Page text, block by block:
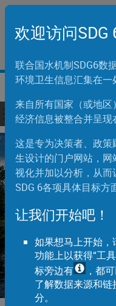
Skip to main content
اَلْعَرَبِيَّةُ 中文 English
Toggle navigation
navigation
欢迎访问联合国水
欢迎访问
联合国水机制SDG6数
环境卫生信息汇集在一
来自所有国家（或地
经济信息被整合并呈现
这是专为决策者、政
生设计的门户网站，
视化并加以分析，从
SDG 6各项具体目标方
让我们开始吧！
如果想马上开始
功能上以获得“工
标旁边有
，都
了解数据来源和链
分。